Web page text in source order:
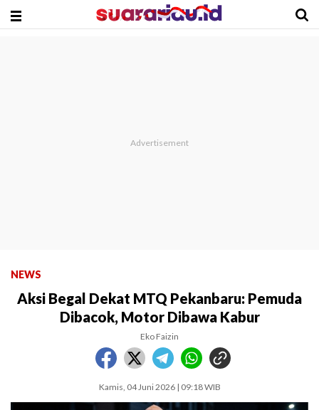
NEWS
Aksi Begal Dekat MTQ Pekanbaru: Pemuda
Dibacok, Motor Dibawa Kabur
Eko Faizin
Kamis, 04 Juni 2026 | 09:18 WIB